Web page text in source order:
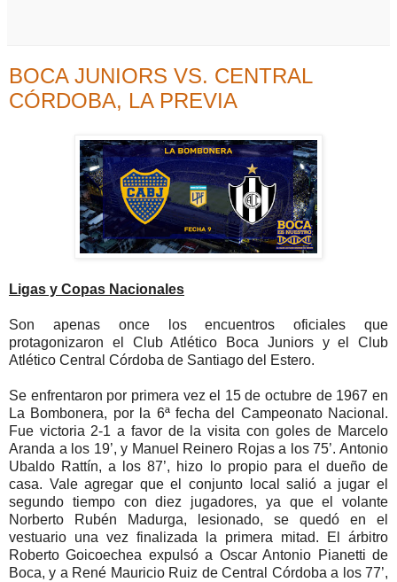
BOCA JUNIORS VS. CENTRAL
CÓRDOBA, LA PREVIA
Ligas y Copas Nacionales
Son apenas once los encuentros oficiales que
protagonizaron el Club Atlético Boca Juniors y el Club
Atlético Central Córdoba de Santiago del Estero.
Se enfrentaron por primera vez el 15 de octubre de 1967 en
La Bombonera, por la 6ª fecha del Campeonato Nacional.
Fue victoria 2-1 a favor de la visita con goles de Marcelo
Aranda a los 19’, y Manuel Reinero Rojas a los 75’. Antonio
Ubaldo Rattín, a los 87’, hizo lo propio para el dueño de
casa. Vale agregar que el conjunto local salió a jugar el
segundo tiempo con diez jugadores, ya que el volante
Norberto Rubén Madurga, lesionado, se quedó en el
vestuario una vez finalizada la primera mitad. El árbitro
Roberto Goicoechea expulsó a Oscar Antonio Pianetti de
Boca, y a René Mauricio Ruiz de Central Córdoba a los 77’,